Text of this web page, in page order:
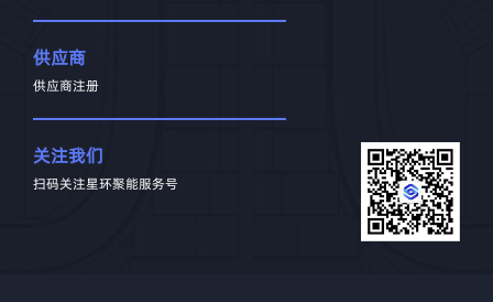
供应商
供应商注册
关注我们
扫码关注星环聚能服务号